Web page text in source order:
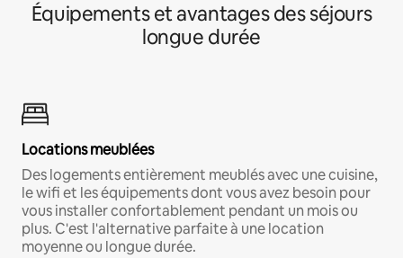
Équipements et avantages des séjours
longue durée
Locations meublées
Des logements entièrement meublés avec une cuisine,
le wifi et les équipements dont vous avez besoin pour
vous installer confortablement pendant un mois ou
plus. C'est l'alternative parfaite à une location
moyenne ou longue durée.